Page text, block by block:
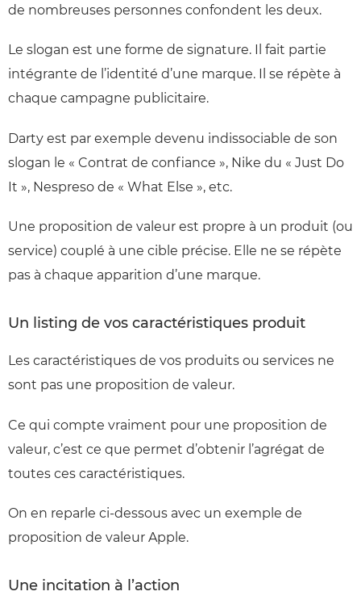
de nombreuses personnes confondent les deux.
Le slogan est une forme de signature. Il fait partie
intégrante de l’identité d’une marque. Il se répète à
chaque campagne publicitaire.
Darty est par exemple devenu indissociable de son
slogan le « Contrat de confiance », Nike du « Just Do
It », Nespreso de « What Else », etc.
Une proposition de valeur est propre à un produit (ou
service) couplé à une cible précise. Elle ne se répète
pas à chaque apparition d’une marque.
Un listing de vos caractéristiques produit
Les caractéristiques de vos produits ou services ne
sont pas une proposition de valeur.
Ce qui compte vraiment pour une proposition de
valeur, c’est ce que permet d’obtenir l’agrégat de
toutes ces caractéristiques.
On en reparle ci-dessous avec un exemple de
proposition de valeur Apple.
Une incitation à l’action